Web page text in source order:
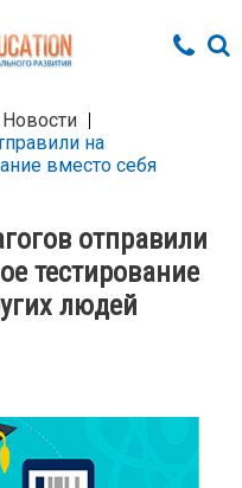
Новости
на
вместо себя
отправили
тестирование
людей